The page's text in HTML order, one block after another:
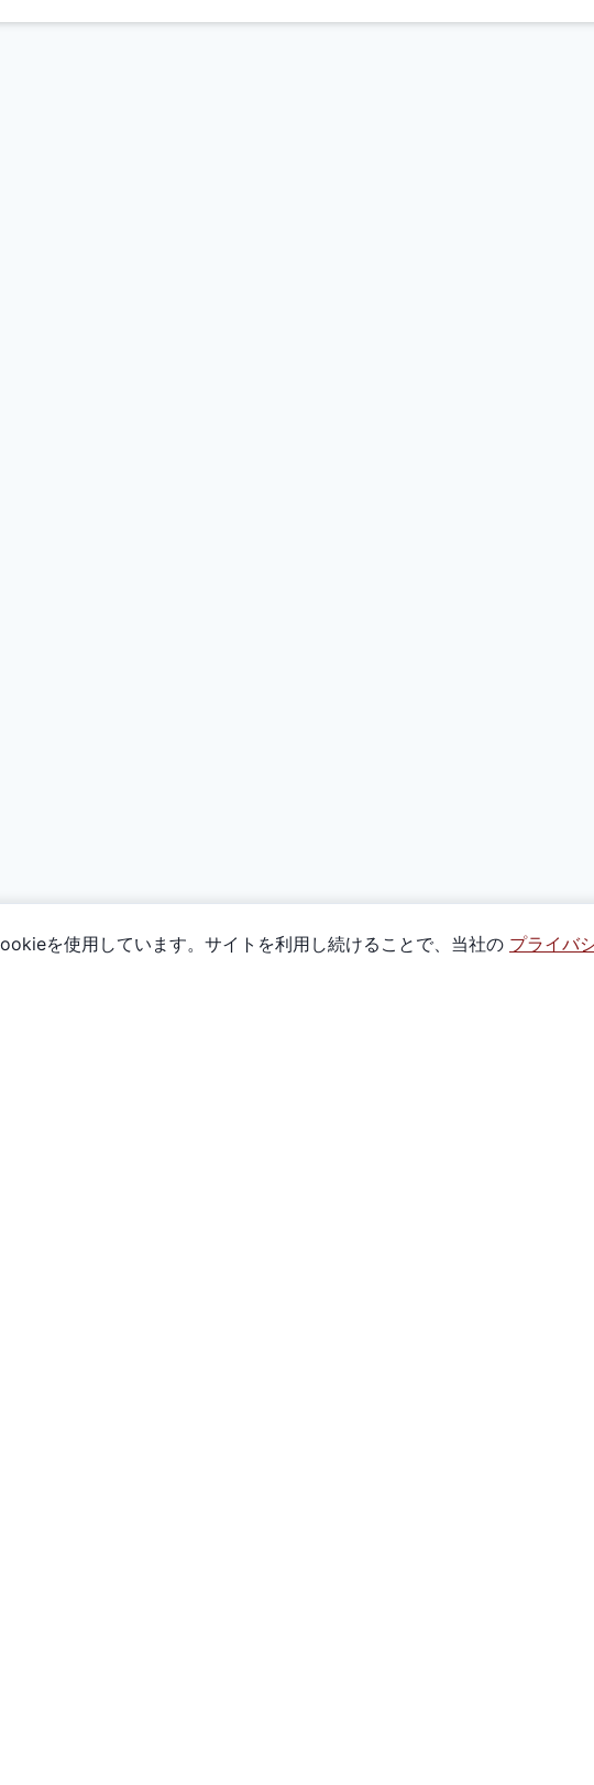
を使用しています。サイトを利用し続けることで、当社の プライバ